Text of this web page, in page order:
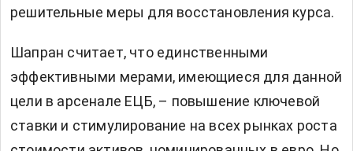
решительные меры для восстановления курса.
Шапран считает, что единственными
эффективными мерами, имеющиеся для данной
цели в арсенале ЕЦБ, – повышение ключевой
ставки и стимулирование на всех рынках роста